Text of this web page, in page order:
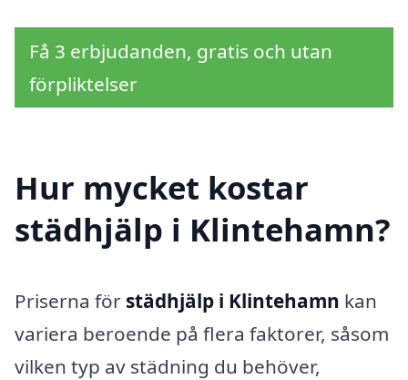
Få 3 erbjudanden, gratis och utan
förpliktelser
Hur mycket kostar
städhjälp i Klintehamn?
Priserna för städhjälp i Klintehamn kan
variera beroende på flera faktorer, såsom
vilken typ av städning du behöver,